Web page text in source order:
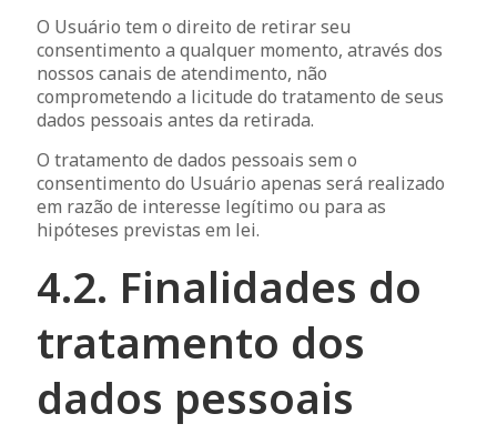
O Usuário tem o direito de retirar seu
consentimento a qualquer momento, através dos
nossos canais de atendimento, não
comprometendo a licitude do tratamento de seus
dados pessoais antes da retirada.
O tratamento de dados pessoais sem o
consentimento do Usuário apenas será realizado
em razão de interesse legítimo ou para as
hipóteses previstas em lei.
4.2. Finalidades do
tratamento dos
dados pessoais